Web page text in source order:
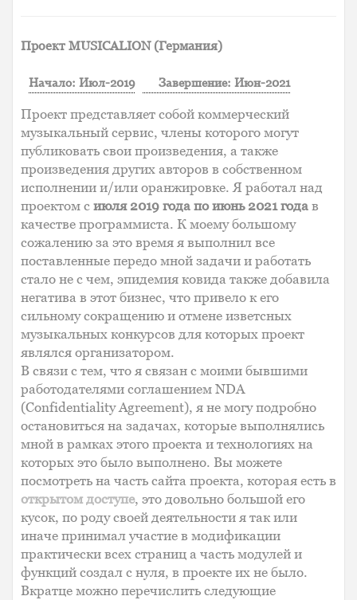
Проект MUSICALION (Германия)
Начало: Июл-2019 Завершение: Июн-2021
Проект представляет собой коммерческий
музыкальный сервис, члены которого могут
публиковать свои произведения, а также
произведения других авторов в собственном
исполнении и/или оранжировке. Я работал над
проектом с июля 2019 года по июнь 2021 года в
качестве программиста. К моему большому
сожалению за это время я выполнил все
поставленные передо мной задачи и работать
стало не с чем, эпидемия ковида также добавила
негатива в этот бизнес, что привело к его
сильному сокращению и отмене изветсных
музыкальных конкурсов для которых проект
являлся организатором.
В связи с тем, что я связан с моими бывшими
работодателями соглашением NDA
(Confidentiality Agreement), я не могу подробно
остановиться на задачах, которые выполнялись
мной в рамках этого проекта и технологиях на
которых это было выполнено. Вы можете
посмотреть на часть сайта проекта, которая есть в
открытом доступе, это довольно большой его
кусок, по роду своей деятельности я так или
иначе принимал участие в модификации
практически всех страниц а часть модулей и
функций создал с нуля, в проекте их не было.
Вкратце можно перечислить следующие